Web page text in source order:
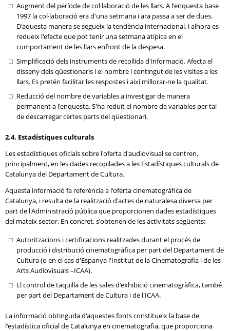
Augment del període de col·laboració de les llars. A l'enquesta base
1997 la col·laboració era d'una setmana i ara passa a ser de dues.
D'aquesta manera se segueix la tendència internacional, i alhora es
redueix l'efecte que pot tenir una setmana atípica en el
comportament de les llars enfront de la despesa.
Simplificació dels instruments de recollida d'informació. Afecta el
disseny dels qüestionaris i el nombre i contingut de les visites a les
llars. Es pretén facilitar les respostes i així millorar-ne la qualitat.
Reducció del nombre de variables a investigar de manera
permanent a l'enquesta. S'ha reduït el nombre de variables per tal
de descarregar certes parts del qüestionari.
2.4. Estadístiques culturals
Les estadístiques oficials sobre l'oferta d'audiovisual se centren,
principalment, en les dades recopilades a les Estadístiques culturals de
Catalunya del Departament de Cultura.
Aquesta informació fa referència a l'oferta cinematogràfica de
Catalunya, i resulta de la realització d'actes de naturalesa diversa per
part de l'Administració pública que proporcionen dades estadístiques
del mateix sector. En concret, s'obtenen de les activitats següents:
Autoritzacions i certificacions realitzades durant el procés de
producció i distribució cinematogràfica per part del Departament de
Cultura (o en el cas d'Espanya l'Institut de la Cinematografia i de les
Arts Audiovisuals –ICAA).
El control de taquilla de les sales d'exhibició cinematogràfica, també
per part del Departament de Cultura i de l'ICAA.
La informació obtinguda d'aquestes fonts constitueix la base de
l'estadística oficial de Catalunya en cinematografia, que proporciona